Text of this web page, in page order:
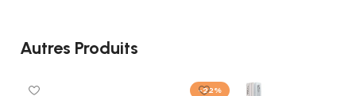
Autres Produits
-22%